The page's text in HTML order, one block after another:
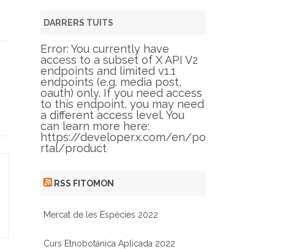
g
r
i
e
s
DARRERS TUITS
Error: You currently have
access to a subset of X API V2
endpoints and limited v1.1
endpoints (e.g. media post,
oauth) only. If you need access
to this endpoint, you may need
a different access level. You
can learn more here:
https://developer.x.com/en/po
rtal/product
RSS FITOMON
Mercat de les Espècies 2022
Curs Etnobotánica Aplicada 2022